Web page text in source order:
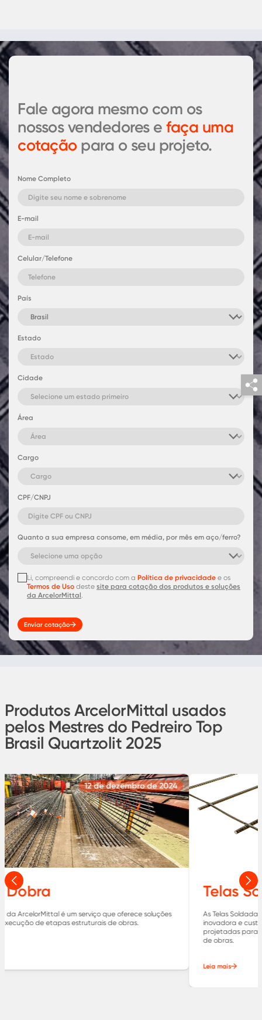
Fale agora mesmo com os
nossos vendedores e faça uma
cotaçãopara o seu projeto.
Nome Completo
E-mail
Celular/Telefone
País
Estado
Cidade
Área
Cargo
CPF/CNPJ
Quanto a sua empresa consome, em média, por mês em aço/ferro?
Li, compreendi e concordo com a Política de privacidade e os
Termos de Uso deste site para cotação dos produtos e soluções
da ArcelorMittal
Enviar cotação
Produtos ArcelorMittal usados
pelos Mestres do Pedreiro Top
Brasil Quartzolit 2025
12 de dezembro de 2024
Telas Soldadas Especiais
As Telas Soldadas Especiais da ArcelorMittal são uma solução
inovadora e customizável para a indústria da construção civil,
projetadas para atender às demandas específicas de diversos tipos
Anterior